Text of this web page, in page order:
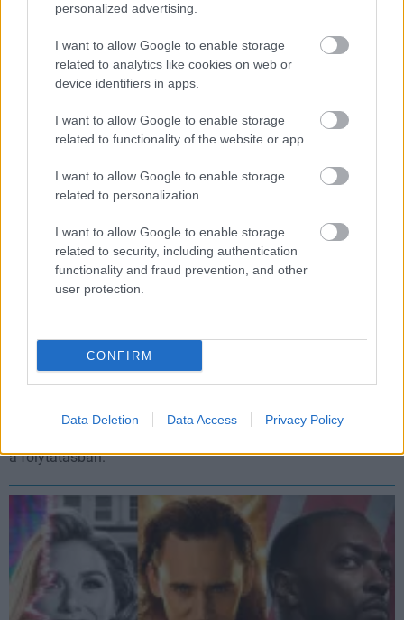
personalized advertising.
I want to allow Google to enable storage
related to analytics like cookies on web or
device identifiers in apps.
I want to allow Google to enable storage
related to functionality of the website or app.
I want to allow Google to enable storage
related to personalization.
I want to allow Google to enable storage
related to security, including authentication
functionality and fraud prevention, and other
user protection.
CONFIRM
Data Deletion Data Access Privacy Policy
második évadában?
| 2022.07.20 20:35
Kiszivárgott pár fotó a Loki forgatásairól, amiken Tom
Hiddleston vagy szünetet tart, vagy egy Happy Meal-rajongó
variánsra vadászik.
| 2022.05.26 06:36
a folytatásban.